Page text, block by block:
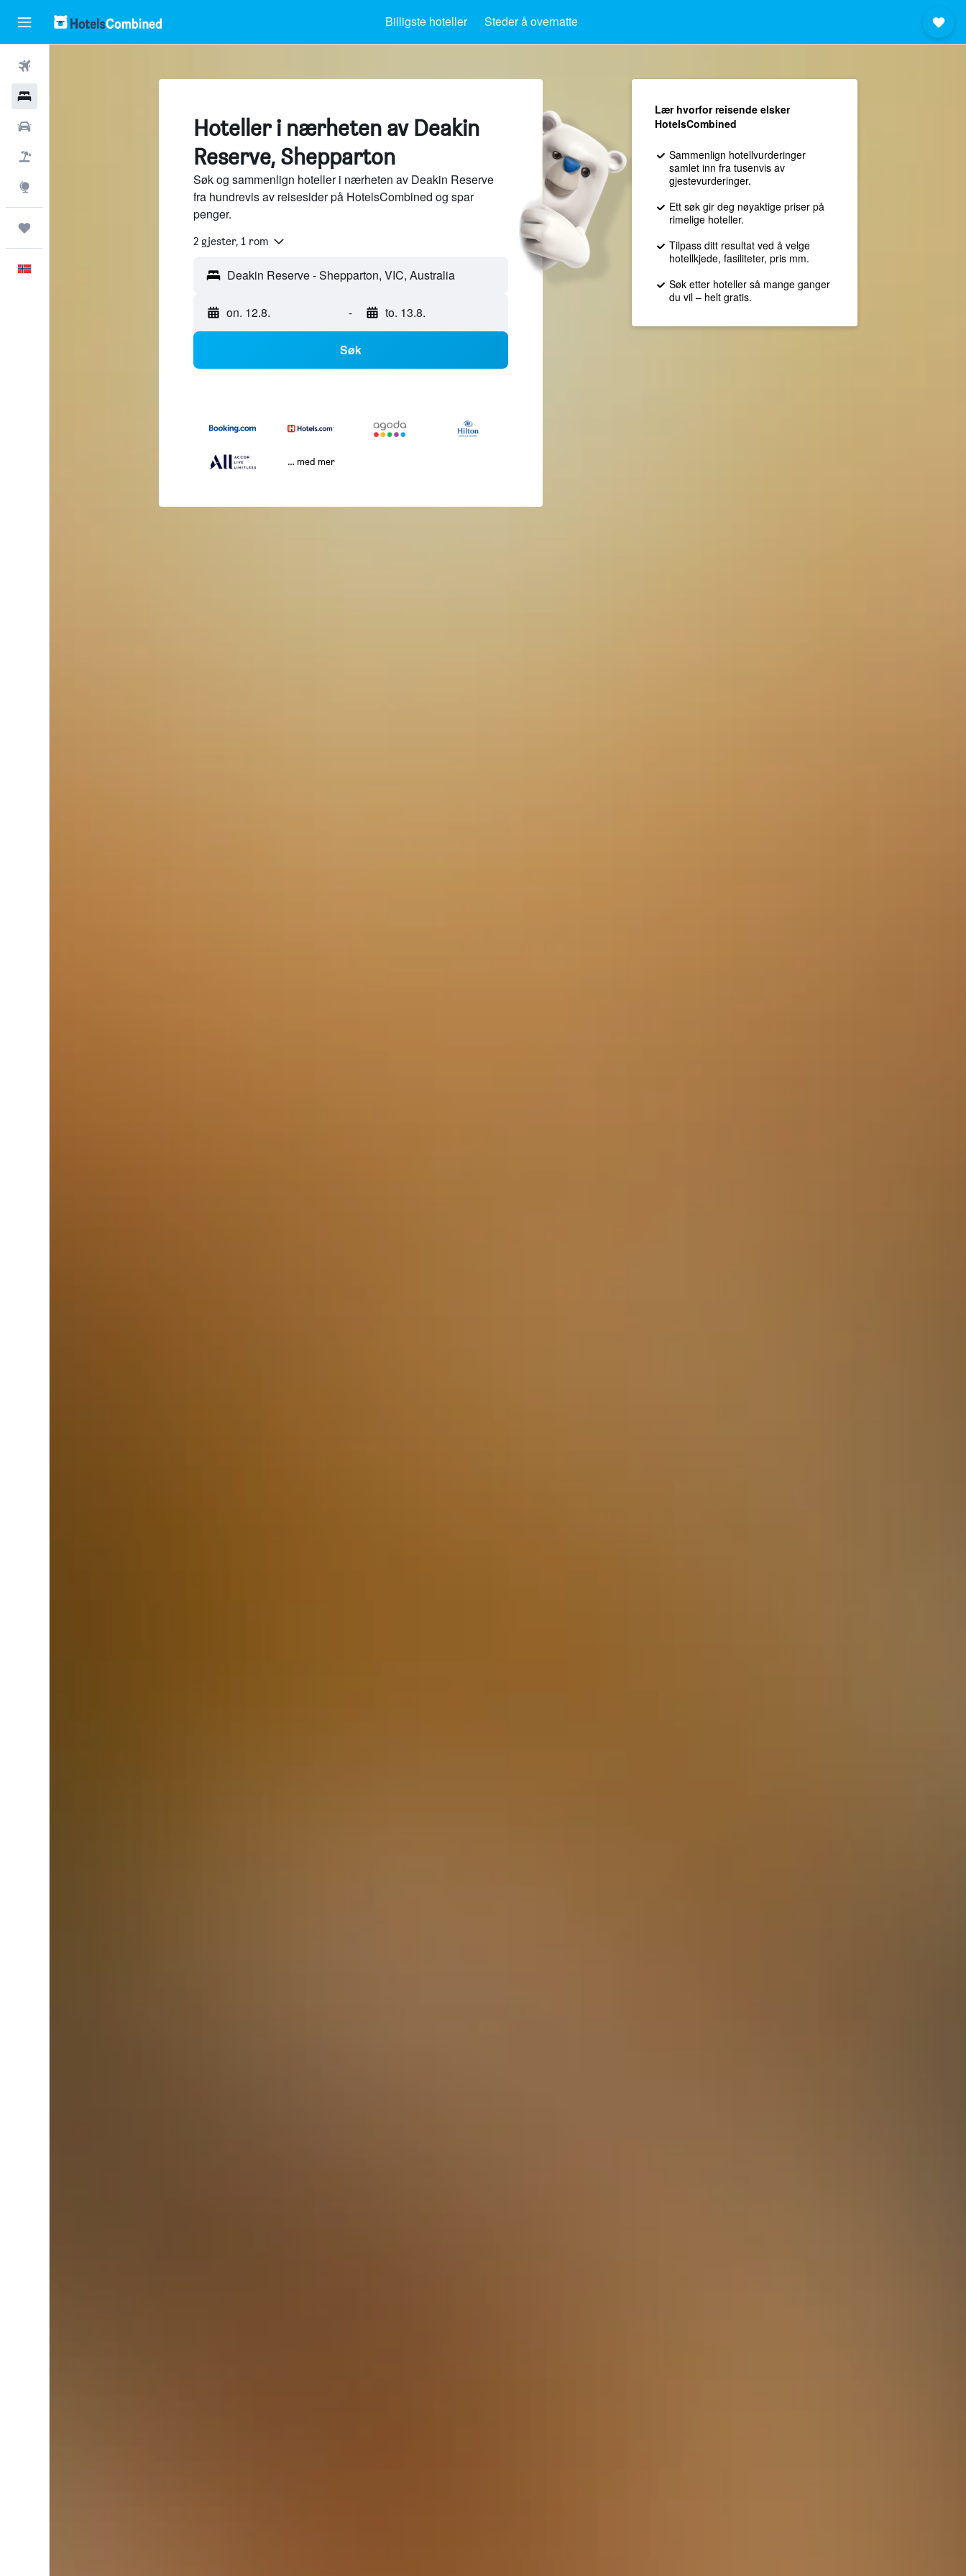
Billigste hoteller Steder å overnatte
Hoteller i nærheten av Deakin
Reserve, Shepparton
Søk og sammenlign hoteller i nærheten av Deakin Reserve
fra hundrevis av reisesider på HotelsCombined og spar
penger.
2 gjester, 1 rom
on. 12.8. - to. 13.8.
Søk
… med mer
Lær hvorfor reisende elsker
HotelsCombined
Sammenlign hotellvurderinger
samlet inn fra tusenvis av
gjestevurderinger.
Ett søk gir deg nøyaktige priser på
rimelige hoteller.
Tilpass ditt resultat ved å velge
hotellkjede, fasiliteter, pris mm.
Søk etter hoteller så mange ganger
du vil – helt gratis.